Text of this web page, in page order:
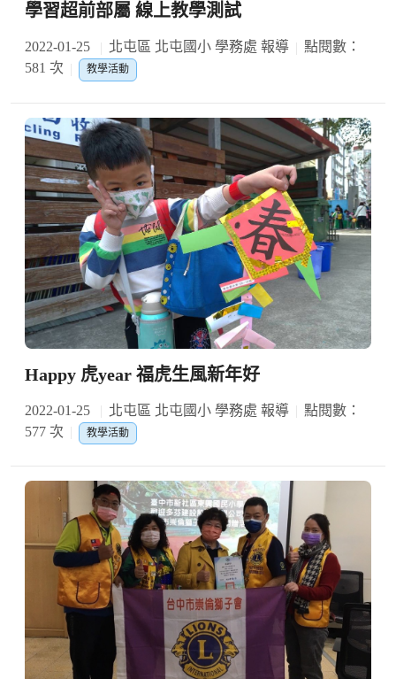
學習超前部屬 線上教學測試
2022-01-25 北屯區 北屯國小 學務處 報導
點閱數：
581 次
教學活動
Happy 虎year 福虎生風新年好
2022-01-25 北屯區 北屯國小 學務處 報導
點閱數：
577 次
教學活動